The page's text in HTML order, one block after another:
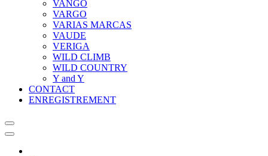
VANGO
VARGO
VARIAS MARCAS
VAUDE
VERIGA
WILD CLIMB
WILD COUNTRY
Y and Y
CONTACT
ENREGISTREMENT